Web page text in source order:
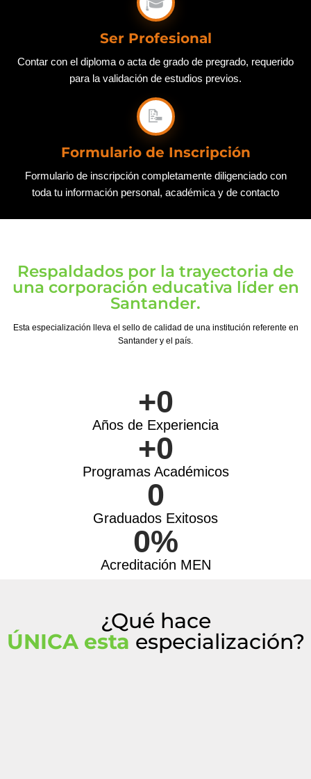
Ser Profesional
Contar con el diploma o acta de grado de pregrado, requerido
para la validación de estudios previos.
📝
Formulario de Inscripción
Formulario de inscripción completamente diligenciado con
toda tu información personal, académica y de contacto
Respaldados por la trayectoria de
una corporación educativa líder en
Santander.
Esta especialización lleva el sello de calidad de una institución referente en
Santander y el país.
Años de Experiencia
+0
Programas Académicos
+0
Graduados Exitosos
0
Acreditación MEN
0%
¿Qué hace
ÚNICA esta especialización?